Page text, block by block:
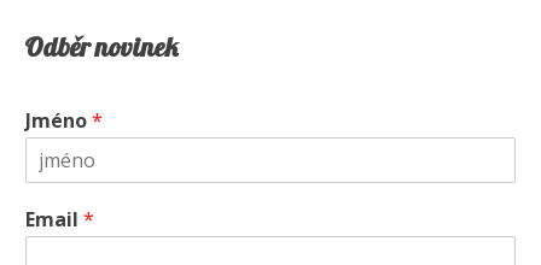
Odběr novinek
Jméno*
Email *